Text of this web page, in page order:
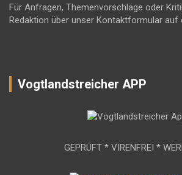
Für Anfragen, Themenvorschläge oder
Redaktion über unser Kontaktformular auf
Vogtlandstreicher APP
GEPRÜFT * VIRENFREI *